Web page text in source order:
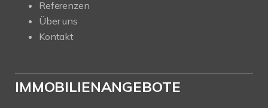
Referenzen
Über uns
Kontakt
IMMOBILIENANGEBOTE